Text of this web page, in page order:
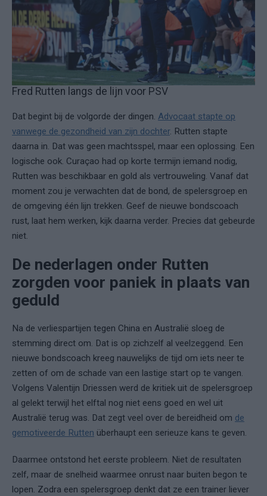
Fred Rutten langs de lijn voor PSV
Dat begint bij de volgorde der dingen. Advocaat stapte op
vanwege de gezondheid van zijn dochter. Rutten stapte
daarna in. Dat was geen machtsspel, maar een oplossing. Een
logische ook. Curaçao had op korte termijn iemand nodig,
Rutten was beschikbaar en gold als vertrouweling. Vanaf dat
moment zou je verwachten dat de bond, de spelersgroep en
de omgeving één lijn trekken. Geef de nieuwe bondscoach
rust, laat hem werken, kijk daarna verder. Precies dat gebeurde
niet.
De nederlagen onder Rutten
zorgden voor paniek in plaats van
geduld
Na de verliespartijen tegen China en Australië sloeg de
stemming direct om. Dat is op zichzelf al veelzeggend. Een
nieuwe bondscoach kreeg nauwelijks de tijd om iets neer te
zetten of om de schade van een lastige start op te vangen.
Volgens Valentijn Driessen werd de kritiek uit de spelersgroep
al gelekt terwijl het elftal nog niet eens goed en wel uit
Australië terug was. Dat zegt veel over de bereidheid om de
gemotiveerde Rutten überhaupt een serieuze kans te geven.
Daarmee ontstond het eerste probleem. Niet de resultaten
zelf, maar de snelheid waarmee onrust naar buiten begon te
lopen. Zodra een spelersgroep denkt dat ze een trainer liever